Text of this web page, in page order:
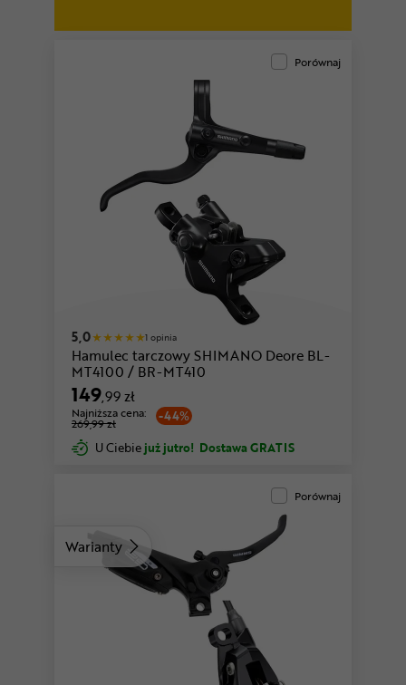
Porównaj
5,0 1 opinia
Hamulec tarczowy SHIMANO Deore BL-
MT4100 / BR-MT410
149,99 zł
-44%
Najniższa cena:
269,99 zł
U Ciebie już jutro! Dostawa GRATIS
Warianty
Porównaj